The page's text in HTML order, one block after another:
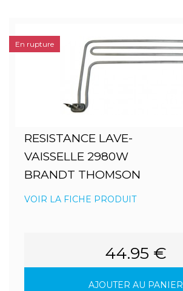
RESISTANCE LAVE-
VAISSELLE 2980W
BRANDT THOMSON
VOIR LA FICHE PRODUIT
44.95 €
AJOUTER AU PANIER
En rupture